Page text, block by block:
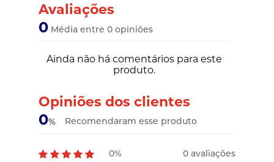
Avaliações
0 Média entre 0 opiniões
Ainda não há comentários para este
produto.
Opiniões dos clientes
0% Recomendaram esse produto
0% 0 avaliações